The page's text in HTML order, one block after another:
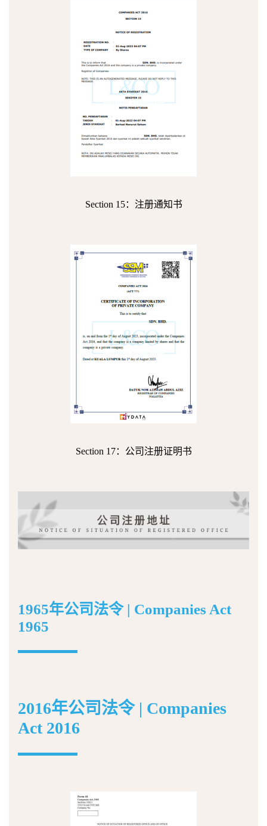
Section 15：注册通知书
Section 17：公司注册证明书
1965年公司法令 | Companies Act
1965
2016年公司法令 | Companies
Act 2016